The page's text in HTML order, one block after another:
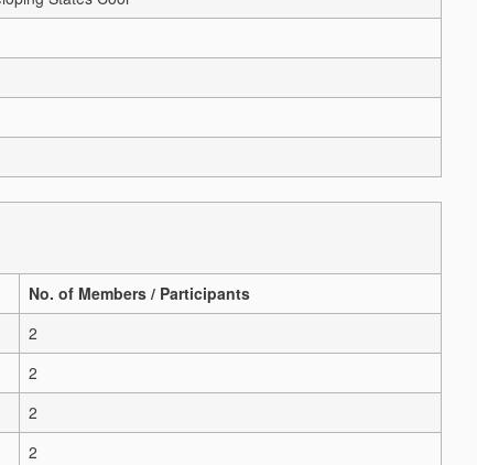
No. of Members / Participants
2
2
2
2